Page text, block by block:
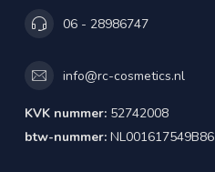
06 - 28986747
info@rc-cosmetics.nl
KVK nummer: 52742008
btw-nummer: NL001617549B86